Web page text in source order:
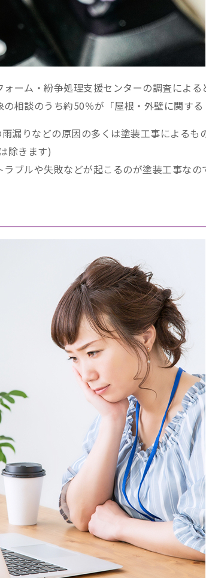
ーム・紛争処理支援センターの調査による
相談のうち約50％が「屋根・外壁に関する
漏りなどの原因の多くは塗装工事によるもの
除きます)
ブルや失敗などが起こるのが塗装工事なの